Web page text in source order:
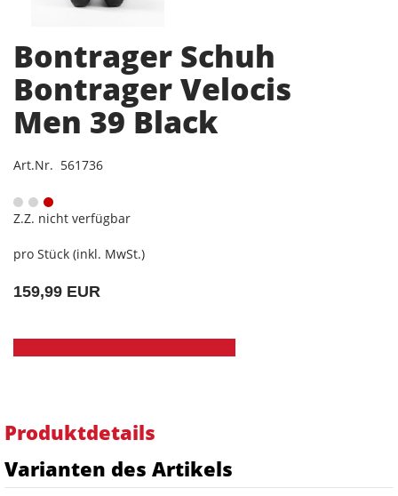
Bontrager Schuh
Bontrager Velocis
Men 39 Black
Art.Nr. 561736
Z.Z. nicht verfügbar
pro Stück (inkl. MwSt.)
159,99 EUR
Produktdetails
Varianten des Artikels